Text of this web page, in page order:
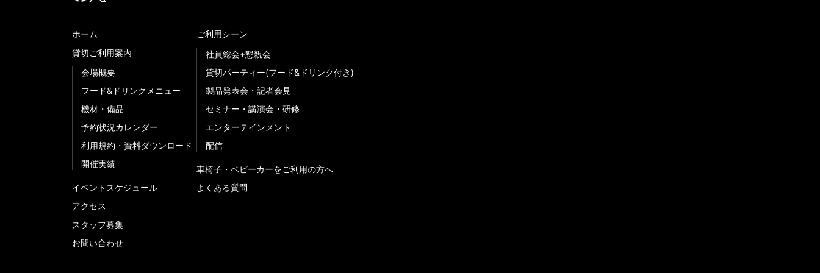
ホーム
貸切ご利用案内
会場概要
フード&ドリンクメニュー
機材・備品
予約状況カレンダー
利用規約・資料ダウンロード
開催実績
イベントスケジュール
アクセス
スタッフ募集
お問い合わせ
ご利用シーン
社員総会+懇親会
貸切パーティー(フード&ドリンク付き)
製品発表会・記者会見
セミナー・講演会・研修
エンターテインメント
配信
車椅子・ベビーカーをご利用の方へ
よくある質問